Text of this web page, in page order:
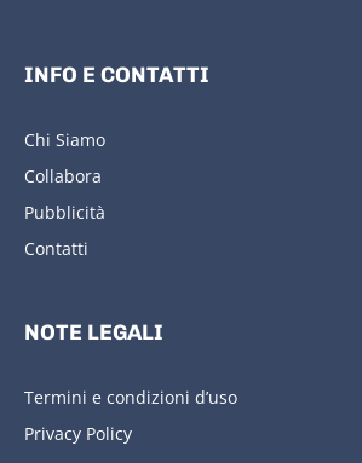
INFO E CONTATTI
Chi Siamo
Collabora
Pubblicità
Contatti
NOTE LEGALI
Termini e condizioni d’uso
Privacy Policy